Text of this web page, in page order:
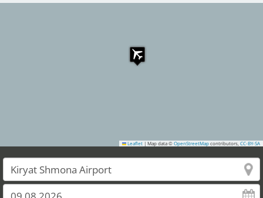
Leaflet | Map data © OpenStreetMap contributors, CC-BY-SA